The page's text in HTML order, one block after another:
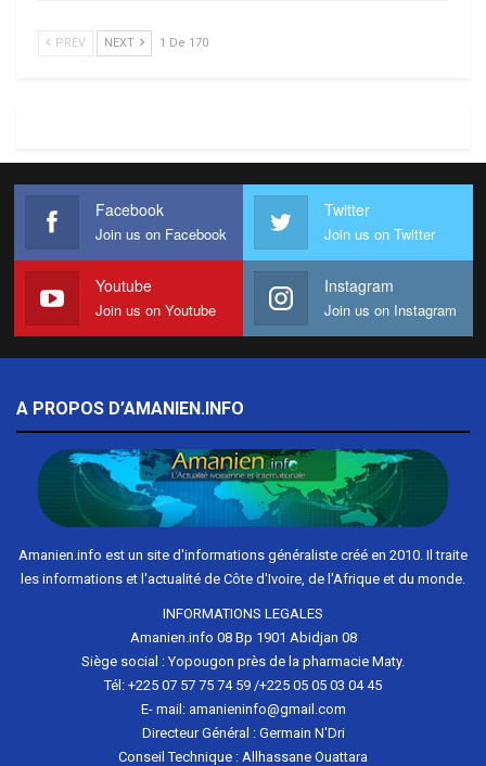
PREV NEXT 1 De 170
Facebook
Join us on Facebook
Twitter
Join us on Twitter
Youtube
Join us on Youtube
Instagram
Join us on Instagram
A PROPOS D’AMANIEN.INFO
Amanien.info est un site d'informations généraliste créé en 2010. Il traite
les informations et l'actualité de Côte d'Ivoire, de l'Afrique et du monde.
INFORMATIONS LEGALES
Amanien.info 08 Bp 1901 Abidjan 08
Siège social : Yopougon près de la pharmacie Maty.
Tél: +225 07 57 75 74 59 /+225 05 05 03 04 45
E- mail: amanieninfo@gmail.com
Directeur Général : Germain N'Dri
Conseil Technique : Allhassane Ouattara